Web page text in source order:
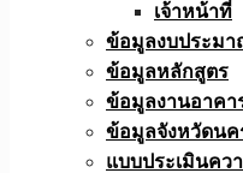
เจ้าหน้าที่
ข้อมูลงบประมา
ข้อมูลหลักสูตร
ข้อมูลงานอาคา
ข้อมูลจังหวัดนค
แบบประเมินคว